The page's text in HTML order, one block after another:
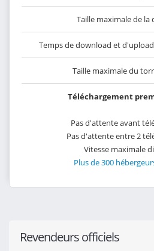
Taille maximale de la
Temps de download et
Taille maximale du
Téléchargement
Pas d'attente avant
Pas d'attente entre 2
Vitesse maximale
Plus de 300
Revendeurs officiels